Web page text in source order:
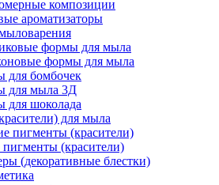
композиции
ароматизаторы
формы для мыла
формы для мыла
для бомбочек
для мыла 3Д
для шоколада
для мыла
пигменты (красители)
(красители)
(декоративные блестки)